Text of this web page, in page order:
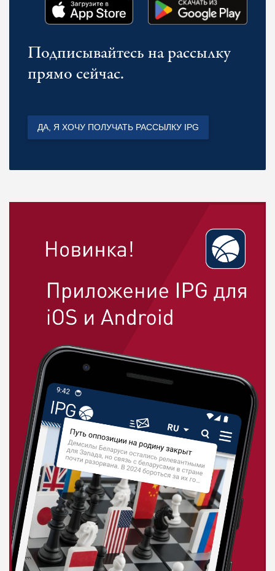
Подписывайтесь на рассылку
прямо сейчас.
ДА, Я ХОЧУ ПОЛУЧАТЬ РАССЫЛКУ IPG